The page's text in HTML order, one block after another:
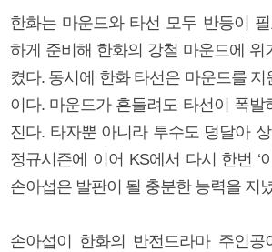
한화는 마운드와 타선 모두 반등이
하게 준비해 한화의 강철 마운드에 위
켰다. 동시에 한화 타선은 마운드를 지
이다. 마운드가 흔들려도 타선이 폭발
진다. 타자뿐 아니라 투수도 덩달아
정규시즌에 이어 KS에서 다시 한번 ‘
손아섭은 발판이 될 충분한 능력을 지
손아섭이 한화의 반전드라마 주인공